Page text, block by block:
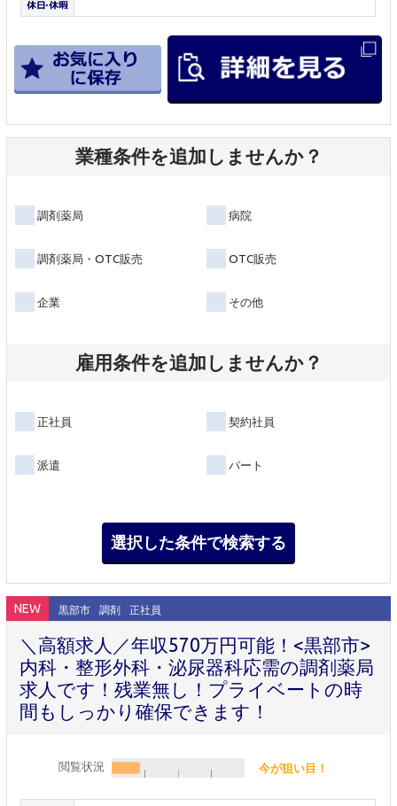
業種条件を追加しませんか？
調剤薬局 病院
調剤薬局・OTC販売 OTC販売
企業 その他
雇用条件を追加しませんか？
正社員 契約社員
派遣 パート
NEW 黒部市 調剤 正社員
＼高額求人／年収570万円可能！<黒部市>
内科・整形外科・泌尿器科応需の調剤薬局
求人です！残業無し！プライベートの時
間もしっかり確保できます！
閲覧状況 今が狙い目！